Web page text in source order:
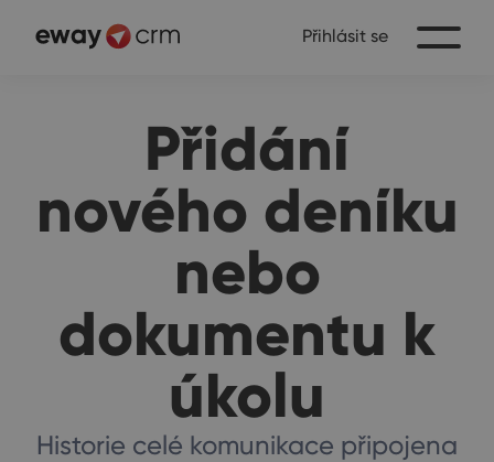
Přihlásit se
Přidání
nového deníku
nebo
dokumentu k
úkolu
Historie celé komunikace připojena